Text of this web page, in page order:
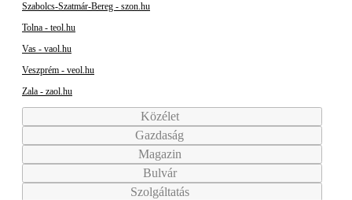
Szabolcs-Szatmár-Bereg - szon.hu
Tolna - teol.hu
Vas - vaol.hu
Veszprém - veol.hu
Zala - zaol.hu
Közélet
Gazdaság
Magazin
Bulvár
Szolgáltatás